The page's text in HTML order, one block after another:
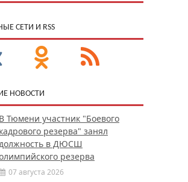
СЕТИ И RSS
НОВОСТИ
В Тюмени участник "Боевого
кадрового резерва" занял
в ДЮСШ
резерва
07 августа 2026